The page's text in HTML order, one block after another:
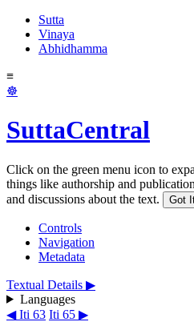
Sutta
Vinaya
Abhidhamma
≡
☸
SuttaCentral
Click on the green menu icon to
things like authorship and
and discussions about the text.
Got
Controls
Navigation
Metadata
Textual Details ▶
Languages
◀ Iti 63 Iti 65 ▶